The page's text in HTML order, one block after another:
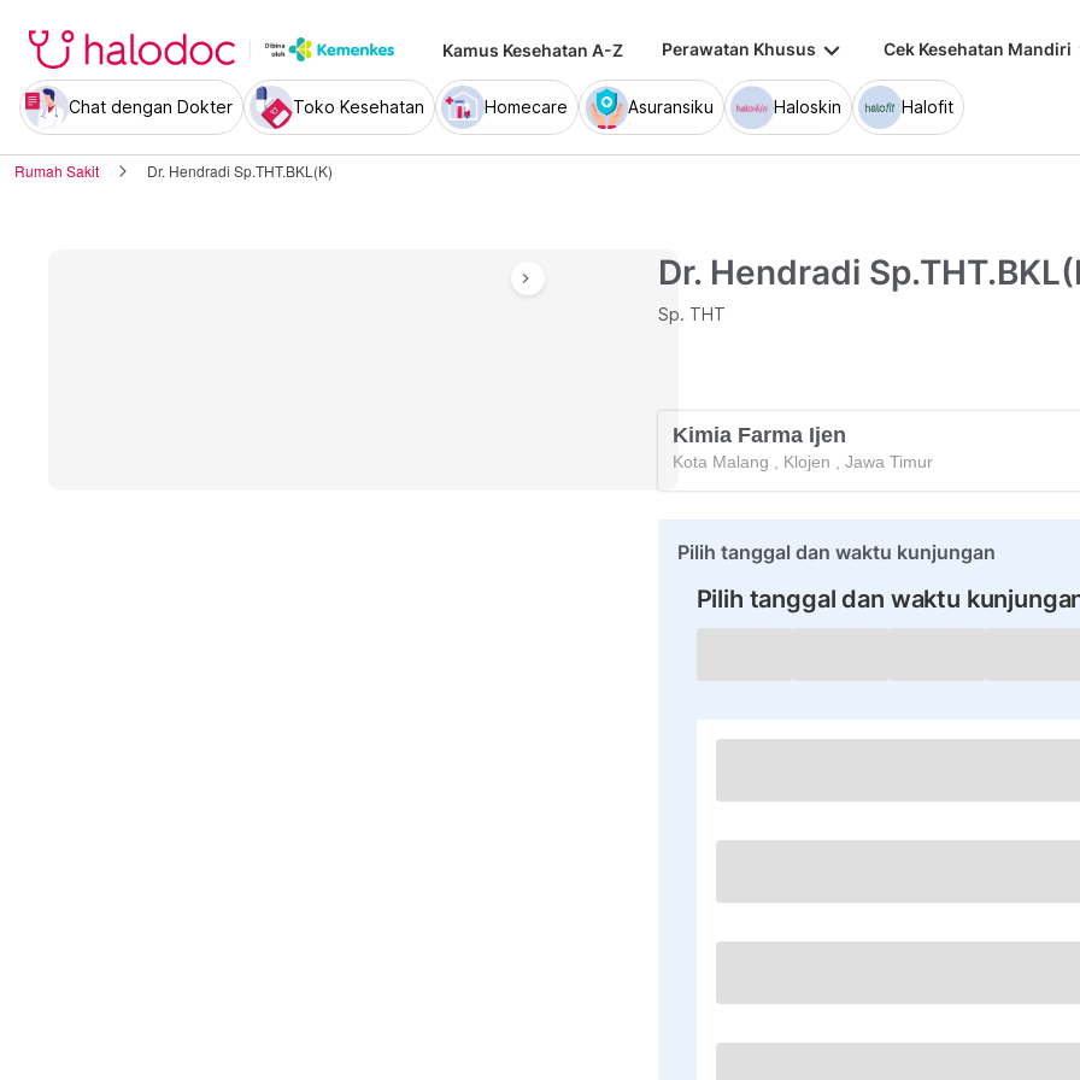
Kamus Kesehatan A-Z Perawatan Khusus keyboard_arrow_down Cek Kesehatan Mandiri
Chat dengan Dokter Toko Kesehatan Homecare Asuransiku Haloskin Halofit
Rumah Sakit Dr. Hendradi Sp.THT.BKL(K)
chevron_right Dr. Hendradi
Sp. THT
Kimia Farma Ijen
Kota Malang Klojen Jawa Timur
Pilih tanggal dan waktu kunjungan
Pilih tanggal dan waktu